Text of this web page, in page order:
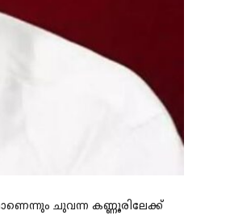
ചുവന്ന കണ്ണൂരിലേക്ക്